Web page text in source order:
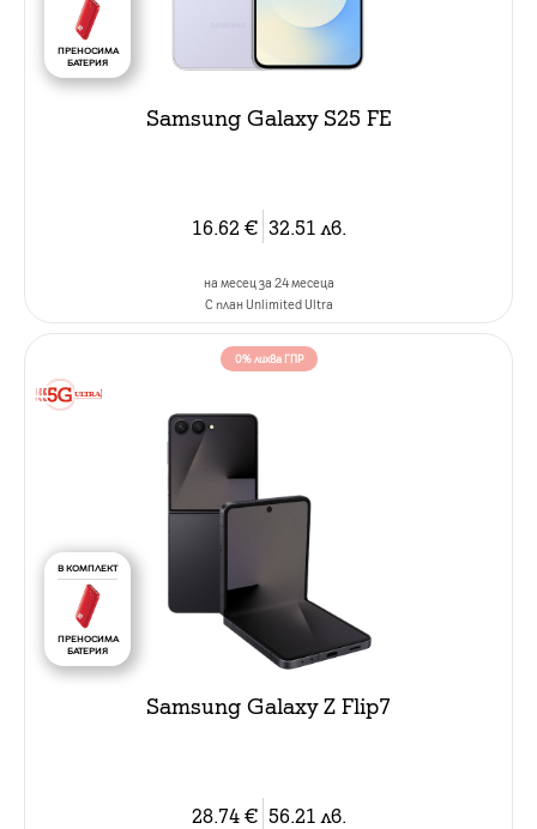
ПРЕНОСИМА
БАТЕРИЯ
Samsung Galaxy S25 FE
16.62 € 32.51 лв.
на месец за 24 месеца
C план Unlimited Ultra
0% лихва ГПР
В КОМПЛЕКТ
ПРЕНОСИМА
БАТЕРИЯ
Samsung Galaxy Z Flip7
28.74 € 56.21 лв.